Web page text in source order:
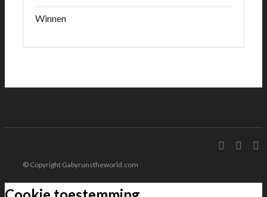
Winnen
© Copyright Gabyrunstheworld.com